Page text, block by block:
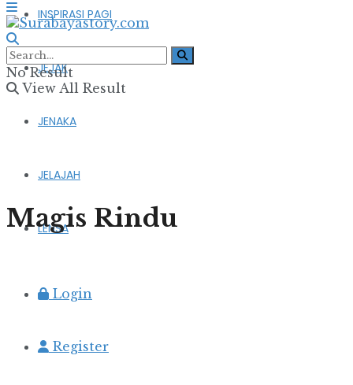
INSPIRASI PAGI
JEJAK
JENAKA
JELAJAH
LENSA
Login
Register
No Result
View All Result
Magis Rindu